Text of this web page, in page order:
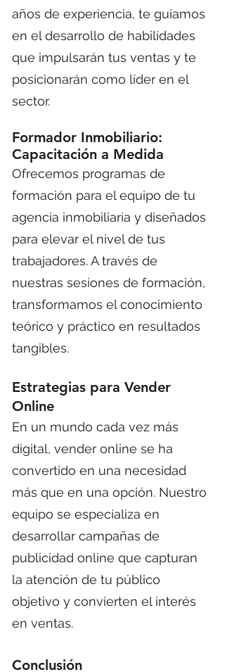
años de experiencia, te guiamos
en el desarrollo de habilidades
que impulsarán tus ventas y te
posicionarán como líder en el
sector.
Formador Inmobiliario:
Capacitación a Medida
Ofrecemos programas de
formación para el equipo de tu
agencia inmobiliaria y diseñados
para elevar el nivel de tus
trabajadores. A través de
nuestras sesiones de formación,
transformamos el conocimiento
teórico y práctico en resultados
tangibles.
Estrategias para Vender
Online
En un mundo cada vez más
digital, vender online se ha
convertido en una necesidad
más que en una opción. Nuestro
equipo se especializa en
desarrollar campañas de
publicidad online que capturan
la atención de tu público
objetivo y convierten el interés
en ventas.
Conclusión